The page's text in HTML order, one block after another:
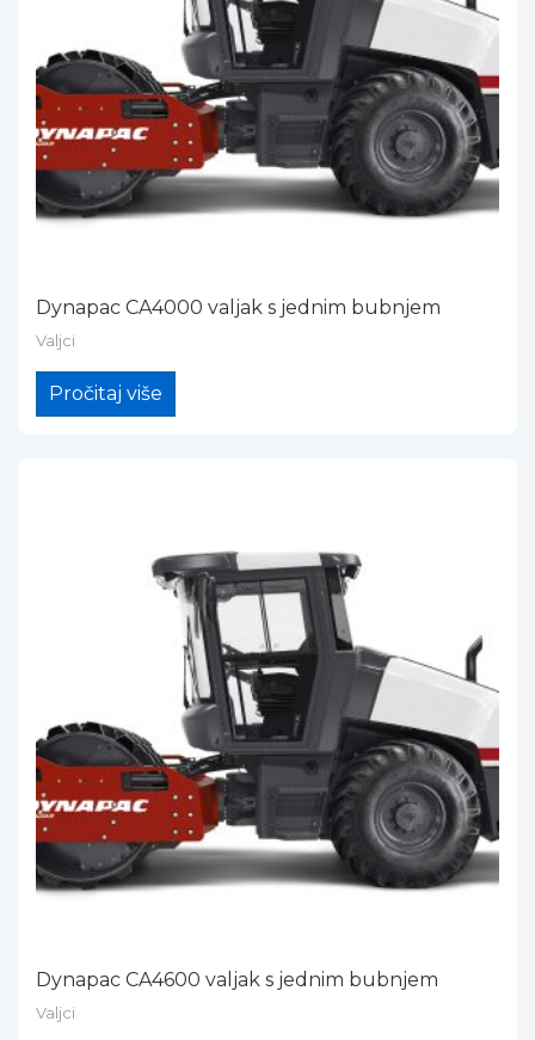
Dynapac CA4000 valjak s jednim bubnjem
Valjci
Pročitaj više
Dynapac CA4600 valjak s jednim bubnjem
Valjci